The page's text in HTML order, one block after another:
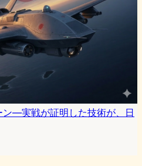
—実戦が証明した技術が、日